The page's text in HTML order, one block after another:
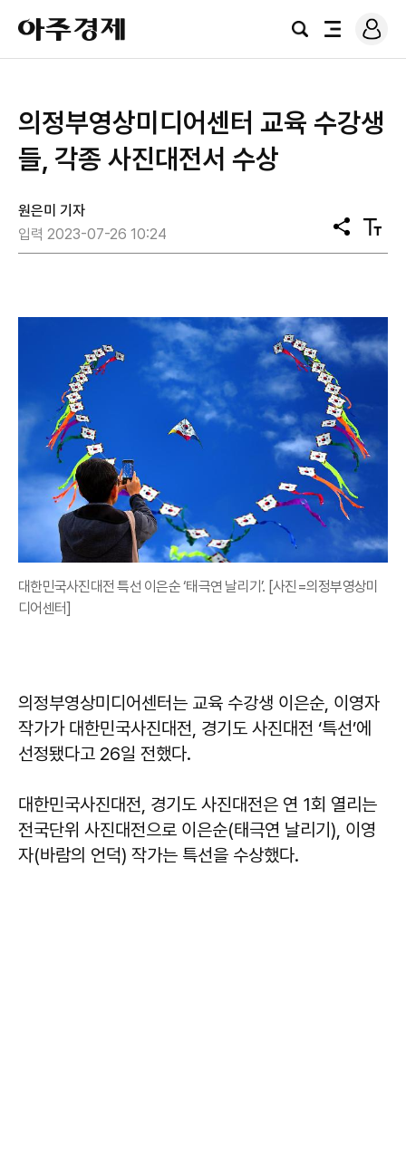
아
주
경
검
전
로
그
의정부영상미디어센터 교육 수강생
들, 각종 사진대전서 수상
원은미 기자
입력 2023-07-26 10:24
공
유
텍
스
대한민국사진대전 특선 이은순 ‘태극연 날리기’. [사진=의정부영상미
디어센터]
의정부영상미디어센터는 교육 수강생 이은순, 이영자
작가가 대한민국사진대전, 경기도 사진대전 ‘특선’에
선정됐다고 26일 전했다.
대한민국사진대전, 경기도 사진대전은 연 1회 열리는
전국단위 사진대전으로 이은순(태극연 날리기), 이영
자(바람의 언덕) 작가는 특선을 수상했다.